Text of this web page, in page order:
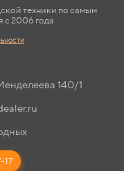
техники по самым
с 2006 года
140/1
17